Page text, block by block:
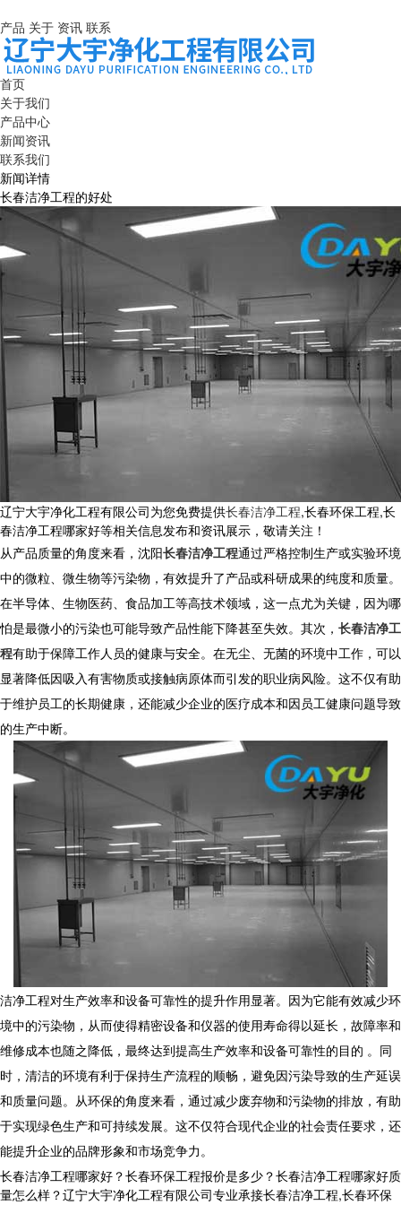
产品 关于 资讯 联系
首页
关于我们
产品中心
新闻资讯
联系我们
新闻详情
长春洁净工程的好处
辽宁大宇净化工程有限公司为您免费提供长春洁净工程,长春环保工程,长
春洁净工程哪家好等相关信息发布和资讯展示，敬请关注！
从产品质量的角度来看， 沈阳长春洁净工程通过严格控制生产或实验环境
中的微粒、微生物等污染物，有效提升了产品或科研成果的纯度和质量。
在半导体、生物医药、食品加工等高技术领域，这一点尤为关键，因为哪
怕是最微小的污染也可能导致产品性能下降甚至失效。其次， 长春洁净工
程有助于保障工作人员的健康与安全。在无尘、无菌的环境中工作，可以
显著降低因吸入有害物质或接触病原体而引发的职业病风险。这不仅有助
于维护员工的长期健康，还能减少企业的医疗成本和因员工健康问题导致
的生产中断。
洁净工程对生产效率和设备可靠性的提升作用显著。因为它能有效减少环
境中的污染物，从而使得精密设备和仪器的使用寿命得以延长，故障率和
维修成本也随之降低，最终达到提高生产效率和设备可靠性的目的 。同
时，清洁的环境有利于保持生产流程的顺畅，避免因污染导致的生产延误
和质量问题。从环保的角度来看，通过减少废弃物和污染物的排放，有助
于实现绿色生产和可持续发展。这不仅符合现代企业的社会责任要求，还
能提升企业的品牌形象和市场竞争力。
长春洁净工程哪家好？长春环保工程报价是多少？长春洁净工程哪家好质
量怎么样？辽宁大宇净化工程有限公司专业承接长春洁净工程,长春环保